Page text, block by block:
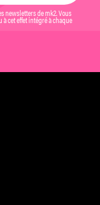
newsletters de mk2. Vous
cet effet intégré à chaque